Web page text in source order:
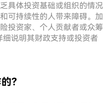
具体投资基础或组织的情况
可持续性的人带来障碍。加
投资家、个人贡献者或众筹
说明其财政支持或投资者
？